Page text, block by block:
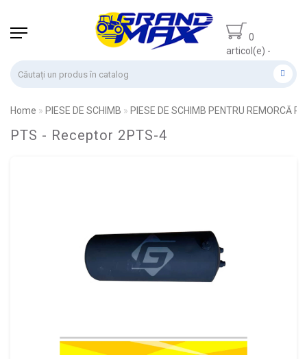
0
articol(e) -
Home PIESE DE SCHIMB PIESE DE SCHIMB PENTRU REMORCĂ
PTS - Receptor 2PTS-4